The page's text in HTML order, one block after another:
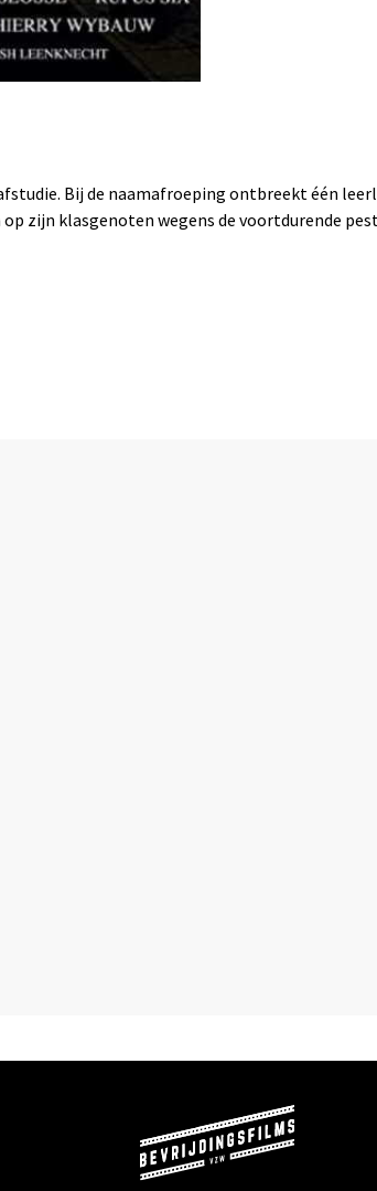
Bij de naamafroeping ontbreekt één
zijn klasgenoten wegens de voortdurende